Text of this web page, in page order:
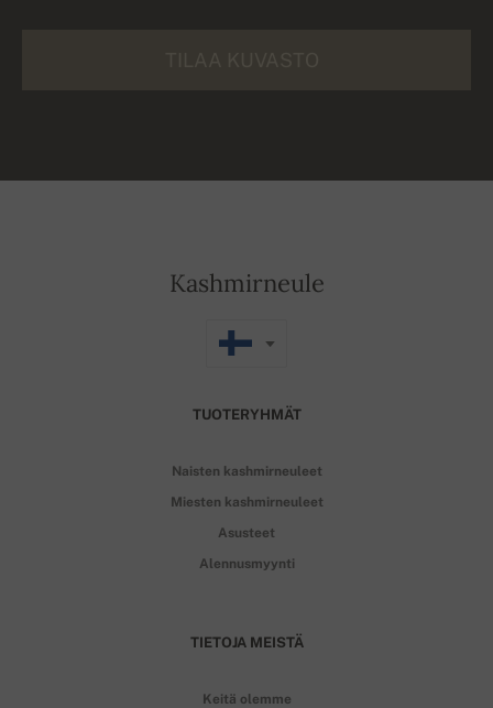
Kashmirneule
TUOTERYHMÄT
Naisten kashmirneuleet
Miesten kashmirneuleet
Asusteet
Alennusmyynti
TIETOJA MEISTÄ
Keitä olemme